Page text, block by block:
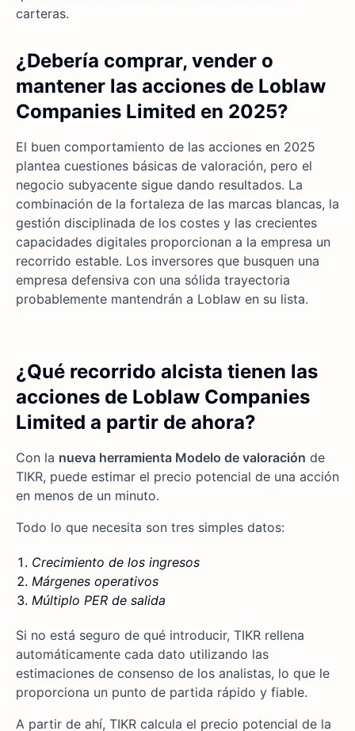
carteras.
¿Debería comprar, vender o
mantener las acciones de Loblaw
Companies Limited en 2025?
El buen comportamiento de las acciones en 2025
plantea cuestiones básicas de valoración, pero el
negocio subyacente sigue dando resultados. La
combinación de la fortaleza de las marcas blancas, la
gestión disciplinada de los costes y las crecientes
capacidades digitales proporcionan a la empresa un
recorrido estable. Los inversores que busquen una
empresa defensiva con una sólida trayectoria
probablemente mantendrán a Loblaw en su lista.
¿Qué recorrido alcista tienen las
acciones de Loblaw Companies
Limited a partir de ahora?
Con la nueva herramienta Modelo de valoración de
TIKR, puede estimar el precio potencial de una acción
en menos de un minuto.
Todo lo que necesita son tres simples datos:
Crecimiento de los ingresos
Márgenes operativos
Múltiplo PER de salida
Si no está seguro de qué introducir, TIKR rellena
automáticamente cada dato utilizando las
estimaciones de consenso de los analistas, lo que le
proporciona un punto de partida rápido y fiable.
A partir de ahí, TIKR calcula el precio potencial de la